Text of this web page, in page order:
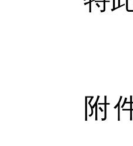
附